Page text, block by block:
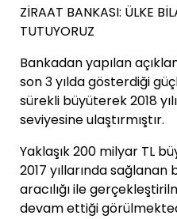
ZİRAAT BANKASI: ÜLKE
TUTUYORUZ
Bankadan yapılan
son 3 yılda gösterdiği
sürekli büyüterek 2018
seviyesine ulaştırmıştır.
Yaklaşık 200 milyar TL
2017 yıllarında sağlanan
aracılığı ile
devam ettiği